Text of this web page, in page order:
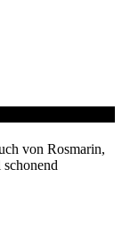
von Rosmarin,